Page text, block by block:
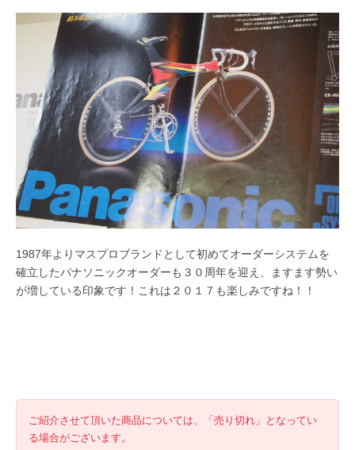
1987年よりマスプロブランドとして初めてオーダーシステムを
確立したパナソニックオーダーも３０周年を迎え、ますます勢い
が増している印象です！これは２０１７も楽しみですね！！
ご紹介させて頂いた商品については、「売り切れ」となってい
る場合がございます。